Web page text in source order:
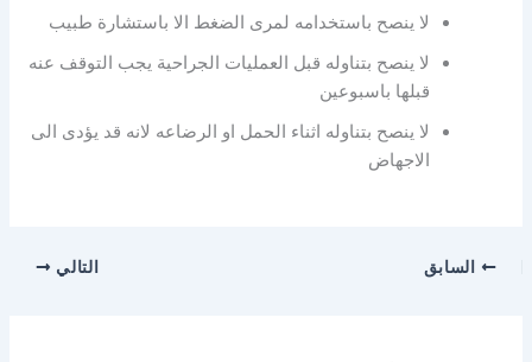
لا ينصح باستخدامه لمرى الضغط الا باستشارة طبيب
لا ينصح بتناوله قبل العمليات الجراحية يجب التوقف عنه
قبلها باسبوعين
لا ينصح بتناوله اثناء الحمل او الرضاعه لانه قد يؤدى الى
الاجهاض
السابق التالي